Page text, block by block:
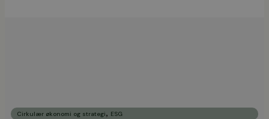
Cirkulær økonomi og strategi, ESG